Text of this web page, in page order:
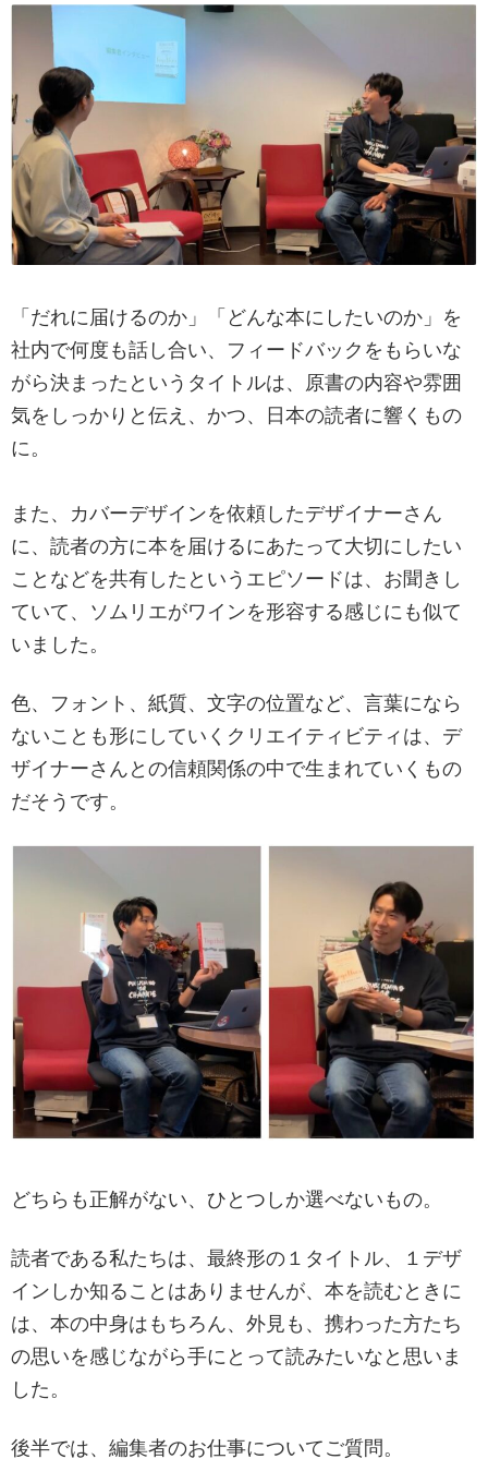
「だれに届けるのか」「どんな本にしたいのか」を
社内で何度も話し合い、フィードバックをもらいな
がら決まったというタイトルは、原書の内容や雰囲
気をしっかりと伝え、かつ、日本の読者に響くもの
に。
また、カバーデザインを依頼したデザイナーさん
に、読者の方に本を届けるにあたって大切にしたい
ことなどを共有したというエピソードは、お聞きし
ていて、ソムリエがワインを形容する感じにも似て
いました。
色、フォント、紙質、文字の位置など、言葉になら
ないことも形にしていくクリエイティビティは、デ
ザイナーさんとの信頼関係の中で生まれていくもの
だそうです。
どちらも正解がない、ひとつしか選べないもの。
読者である私たちは、最終形の１タイトル、１デザ
インしか知ることはありませんが、本を読むときに
は、本の中身はもちろん、外見も、携わった方たち
の思いを感じながら手にとって読みたいなと思いま
した。
後半では、編集者のお仕事についてご質問。